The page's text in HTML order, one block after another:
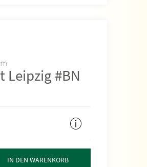
Leipzig #BN
IN DEN WARENKORB